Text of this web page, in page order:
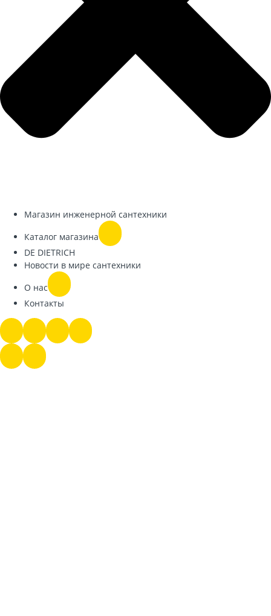
Магазин инженерной сантехники
Каталог магазина
DE DIETRICH
Новости в мире сантехники
О нас
Контакты